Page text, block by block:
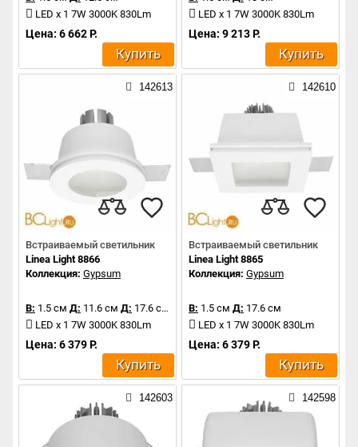
LED x 1 7W 3000K 830Lm
Цена: 6 662 Р.
Купить
LED x 1 7W 3000K 830Lm
Цена: 9 213 Р.
Купить
142613
Встраиваемый светильник
Linea Light 8866
Коллекция: Gypsum
В: 1.5 см Д: 11.6 см Д: 17.6 см
LED x 1 7W 3000K 830Lm
Цена: 6 379 Р.
Купить
142610
Встраиваемый светильник
Linea Light 8865
Коллекция: Gypsum
В: 1.5 см Д: 17.6 см
LED x 1 7W 3000K 830Lm
Цена: 6 379 Р.
Купить
142603 142598